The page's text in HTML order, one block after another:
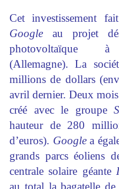
Cet investissement
Google au projet
photovoltaïque à
(Allemagne). La
millions de dollars
avril dernier. Deux
créé avec le groupe
hauteur de 280
d’euros). Googlea
grands parcs éoliens
centrale solaire géante
au total la bagatelle